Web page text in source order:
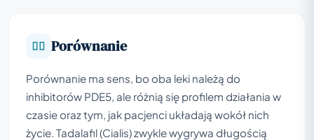
Porównanie
Porównanie ma sens, bo oba leki należą do
inhibitorów PDE5, ale różnią się profilem działania w
czasie oraz tym, jak pacjenci układają wokół nich
życie. Tadalafil (Cialis) zwykle wygrywa długością